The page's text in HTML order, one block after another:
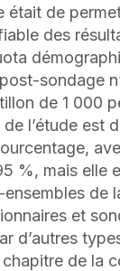
était de
des
sondage
de 1 000
de l’étude est
%, mais elle
de
et
d’autres
de la